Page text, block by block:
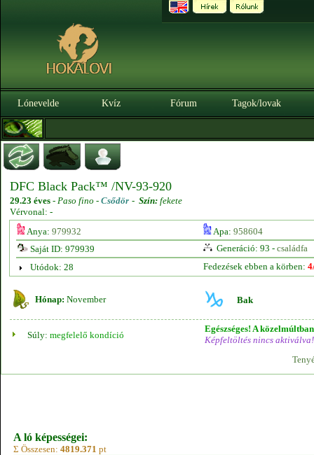
Lónevelde Kvíz Fórum Tagok/lovak
DFC Black Pack™ /NV-93-920
29.23 éves - Paso fino - Csődör - Szín: fekete
Vérvonal: -
Anya: 979932 Apa: 958604
Saját ID: 979939
Generáció: 93 - családfa
Utódok: 28
Fedezések ebben a körben:
Hónap: November Bak
Súly: megfelelő kondíció
Egészséges! A
Képfeltöltés nincs aktiválva!
A ló képességei:
Σ Összesen: 4819.371 pt